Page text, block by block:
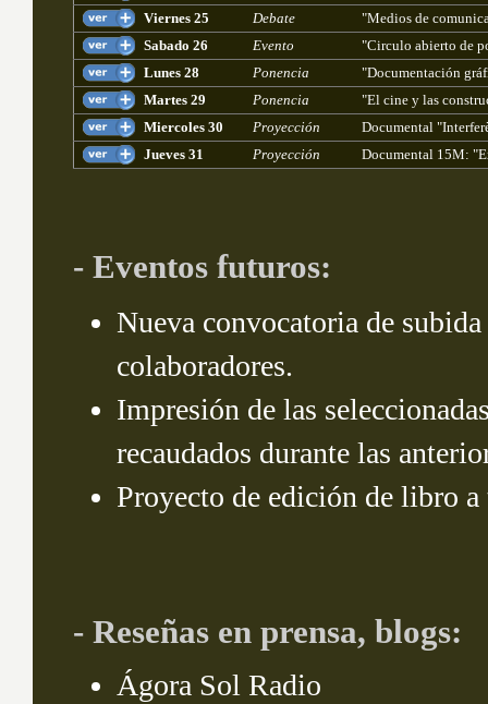
Viernes 25
Debate
"Medios de
Sabado 26
Evento
"Circulo abierto de
Lunes 28
Ponencia
"Documentación
Martes 29
Ponencia
"El cine y las
Miercoles 30
Proyección
Documental
Jueves 31
Proyección Documental 15M:
- Eventos futuros:
Nueva convocatoria de
colaboradores.
Impresión de las
recaudados durante las
Proyecto de edición de libro
- Reseñas en prensa, blogs:
Ágora Sol Radio